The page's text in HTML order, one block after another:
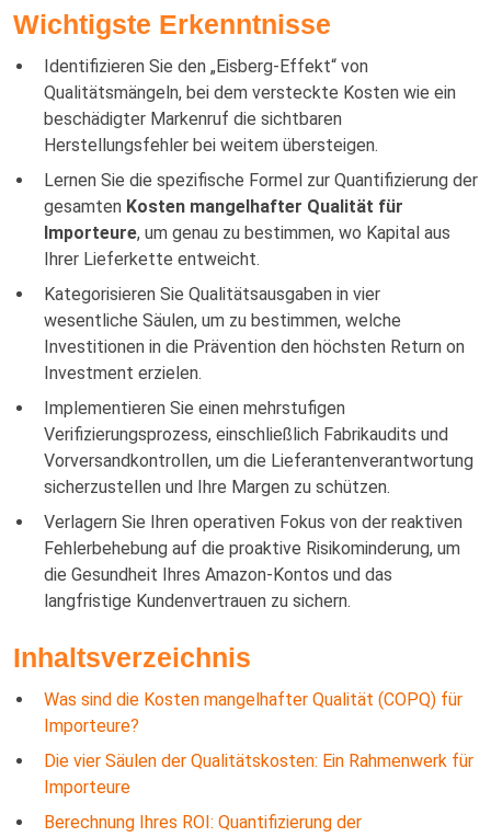
Wichtigste Erkenntnisse
Identifizieren Sie den „Eisberg-Effekt“ von
Qualitätsmängeln, bei dem versteckte Kosten wie ein
beschädigter Markenruf die sichtbaren
Herstellungsfehler bei weitem übersteigen.
Lernen Sie die spezifische Formel zur Quantifizierung der
gesamten Kosten mangelhafter Qualität für
Importeure, um genau zu bestimmen, wo Kapital aus
Ihrer Lieferkette entweicht.
Kategorisieren Sie Qualitätsausgaben in vier
wesentliche Säulen, um zu bestimmen, welche
Investitionen in die Prävention den höchsten Return on
Investment erzielen.
Implementieren Sie einen mehrstufigen
Verifizierungsprozess, einschließlich Fabrikaudits und
Vorversandkontrollen, um die Lieferantenverantwortung
sicherzustellen und Ihre Margen zu schützen.
Verlagern Sie Ihren operativen Fokus von der reaktiven
Fehlerbehebung auf die proaktive Risikominderung, um
die Gesundheit Ihres Amazon-Kontos und das
langfristige Kundenvertrauen zu sichern.
Inhaltsverzeichnis
Was sind die Kosten mangelhafter Qualität (COPQ) für
Importeure?
Die vier Säulen der Qualitätskosten: Ein Rahmenwerk für
Importeure
Berechnung Ihres ROI: Quantifizierung der